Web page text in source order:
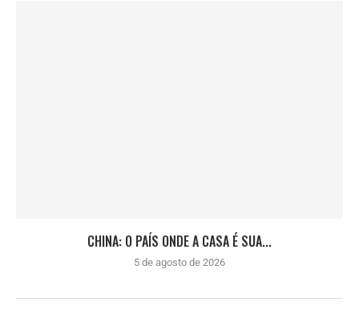
CHINA: O PAÍS ONDE A CASA É SUA...
5 de agosto de 2026